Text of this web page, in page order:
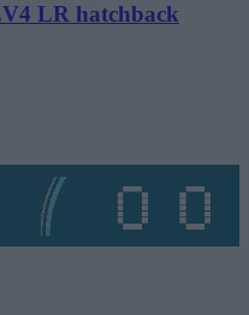
LR hatchback